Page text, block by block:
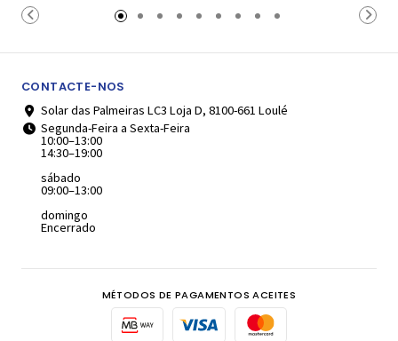
Carrinho Carrinho
CONTACTE-NOS
Solar das Palmeiras LC3 Loja D, 8100-661 Loulé
Segunda-Feira a Sexta-Feira
10:00–13:00
14:30–19:00
sábado
09:00–13:00
domingo
Encerrado
MÉTODOS DE PAGAMENTOS ACEITES